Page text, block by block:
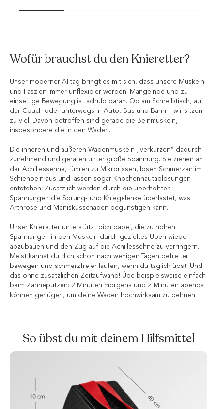
Wofür brauchst du den Knieretter?
Unser moderner Alltag bringt es mit sich, dass unsere Muskeln
und Faszien immer unflexibler werden. Mangelnde und zu
einseitige Bewegung ist schuld daran. Ob am Schreibtisch, auf
der Couch oder unterwegs in Auto, Bus und Bahn – wir sitzen
zu viel. Davon betroffen sind gerade die Beinmuskeln,
insbesondere die in den Waden.
Die inneren und äußeren Wadenmuskeln „verkürzen“ dadurch
zunehmend und geraten unter große Spannung. Sie ziehen an
der Achillessehne, führen zu Mikrorissen, lösen Schmerzen im
Schienbein aus und lassen sogar Knochenhautablösungen
entstehen. Zusätzlich werden durch die überhöhten
Spannungen die Sprung- und Kniegelenke überlastet, was
Arthrose und Meniskusschäden begünstigen kann.
Unser Knieretter unterstützt dich dabei, die zu hohen
Spannungen in den Muskeln durch gezieltes Üben wieder
abzubauen und den Zug auf die Achillessehne zu verringern.
Meist kannst du dich schon nach wenigen Tagen befreiter
bewegen und schmerzfreier laufen, wenn du täglich übst. Und
das ohne zusätzlichen Zeitaufwand! Übe beispielsweise einfach
beim Zähneputzen: 2 Minuten morgens und 2 Minuten abends
können genügen, um deine Waden hochwirksam zu dehnen.
So übst du mit deinem Hilfsmittel